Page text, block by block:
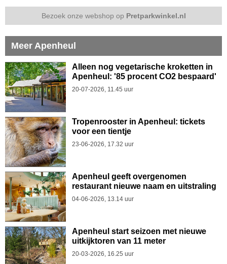
Bezoek onze webshop op Pretparkwinkel.nl
Meer Apenheul
Alleen nog vegetarische kroketten in
Apenheul: '85 procent CO2 bespaard'
20-07-2026, 11.45 uur
Tropenrooster in Apenheul: tickets
voor een tientje
23-06-2026, 17.32 uur
Apenheul geeft overgenomen
restaurant nieuwe naam en uitstraling
04-06-2026, 13.14 uur
Apenheul start seizoen met nieuwe
uitkijktoren van 11 meter
20-03-2026, 16.25 uur